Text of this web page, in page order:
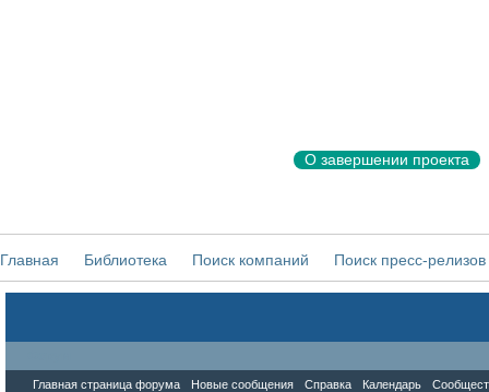
О завершении проекта
Главная Библиотека Поиск компаний Поиск пресс-релизов
Главная страница форума Новые сообщения Справка Календарь